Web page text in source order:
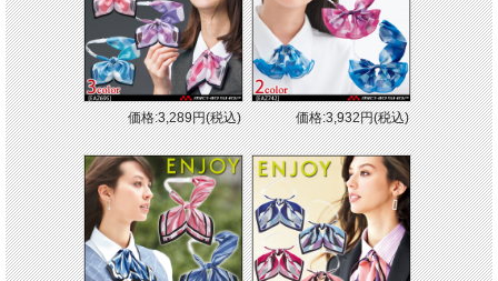
価格:3,289円(税込) 価格:3,932円(税込)